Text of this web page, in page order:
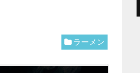
ラーメン